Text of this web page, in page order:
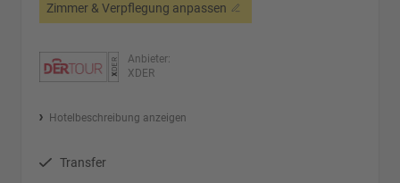
Zimmer & Verpflegung anpassen
Anbieter:
XDER
Hotelbeschreibung anzeigen
Transfer